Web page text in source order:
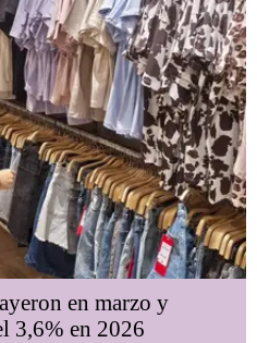
en marzo y
3,6% en 2026